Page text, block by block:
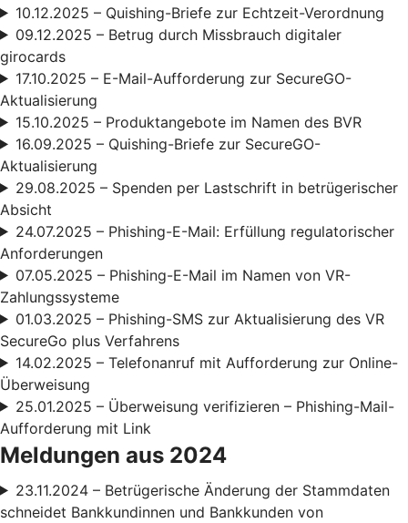
10.12.2025 – Quishing-Briefe zur Echtzeit-Verordnung
09.12.2025 – Betrug durch Missbrauch digitaler
girocards
17.10.2025 – E-Mail-Aufforderung zur SecureGO-
Aktualisierung
15.10.2025 – Produktangebote im Namen des BVR
16.09.2025 – Quishing-Briefe zur SecureGO-
Aktualisierung
29.08.2025 – Spenden per Lastschrift in betrügerischer
Absicht
24.07.2025 – Phishing-E-Mail: Erfüllung regulatorischer
Anforderungen
07.05.2025 – Phishing-E-Mail im Namen von VR-
Zahlungssysteme
01.03.2025 – Phishing-SMS zur Aktualisierung des VR
SecureGo plus Verfahrens
14.02.2025 – Telefonanruf mit Aufforderung zur Online-
Überweisung
25.01.2025 – Überweisung verifizieren – Phishing-Mail-
Aufforderung mit Link
Meldungen aus 2024
23.11.2024 – Betrügerische Änderung der Stammdaten
schneidet Bankkundinnen und Bankkunden von